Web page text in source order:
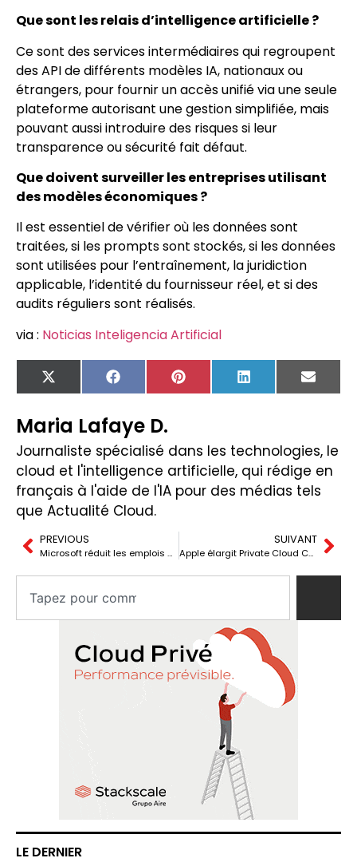
Que sont les relais d’intelligence artificielle ?
Ce sont des services intermédiaires qui regroupent
des API de différents modèles IA, nationaux ou
étrangers, pour fournir un accès unifié via une seule
plateforme autorisant une gestion simplifiée, mais
pouvant aussi introduire des risques si leur
transparence ou sécurité fait défaut.
Que doivent surveiller les entreprises utilisant
des modèles économiques ?
Il est essentiel de vérifier où les données sont
traitées, si les prompts sont stockés, si les données
sont utilisées pour l’entraînement, la juridiction
applicable, l’identité du fournisseur réel, et si des
audits réguliers sont réalisés.
via : Noticias Inteligencia Artificial
X
(Twitter)
FacebookPinterest LinkedIn Email
Maria Lafaye D.
Journaliste spécialisé dans les technologies, le
cloud et l'intelligence artificielle, qui rédige en
français à l'aide de l'IA pour des médias tels
que Actualité Cloud.
PREVIOUS
Microsoft réduit les emplois d’Azure en Chine et le cloud perd de sa neutralité
SUIVANT
Apple élargit Private Cloud Compute avec des GPU NVIDIA sur Google Cloud
LE DERNIER